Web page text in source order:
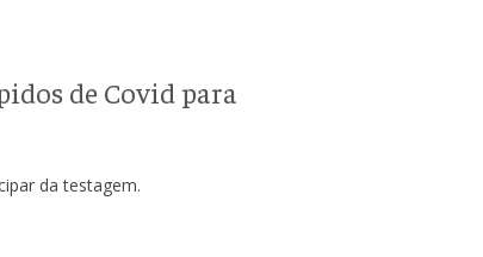
de Covid para
da testagem.